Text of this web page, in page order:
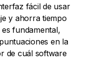
fácil de usar
y ahorra tiempo
fundamental,
en la
de cuál software